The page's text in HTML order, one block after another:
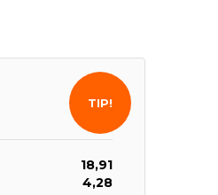
18,91
4,28
TIP!